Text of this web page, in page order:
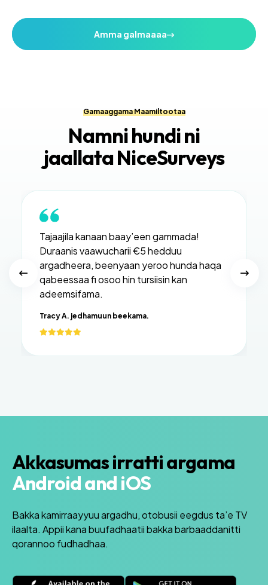
Amma galmaaaa
Gamaaggama Maamiltootaa
Namni hundi ni
jaallata NiceSurveys
Tajaajila kanaan baay’een gammada!
Duraanis vaawucharii €5 hedduu
argadheera, beenyaan yeroo hunda haqa
qabeessaa fi osoo hin tursiisin kan
adeemsifama.
Tracy A. jedhamuun beekama.
Akkasumas irratti argama
Android and iOS
Bakka kamirraayyuu argadhu, otobusii eegdus ta’e TV
ilaalta. Appii kana buufadhaatii bakka barbaaddanitti
qorannoo fudhadhaa.